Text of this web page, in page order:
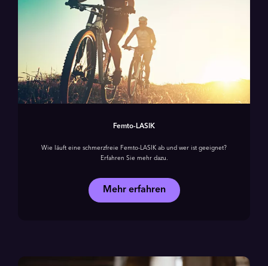
Femto-LASIK
Wie läuft eine schmerzfreie Femto-LASIK ab und wer ist geeignet?
Erfahren Sie mehr dazu.
Mehr erfahren